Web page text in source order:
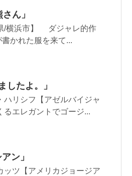
ん」
/横浜市】 ダジャレ的作
かれた服を来て...
したよ。」
リシフ【アゼルバイジャ
るエレガントでゴージ...
ン」
ッツ【アメリカジョージア